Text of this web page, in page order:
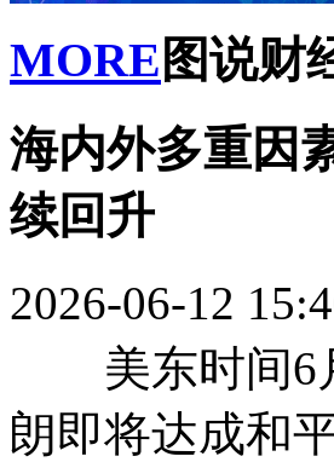
MORE 图说财
海内外多重因
续回升
2026-06-12
美东时间6月
朗即将达成和